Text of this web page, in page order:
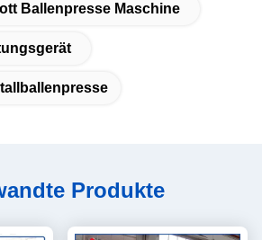
Ballenpresse Maschine
Produkte